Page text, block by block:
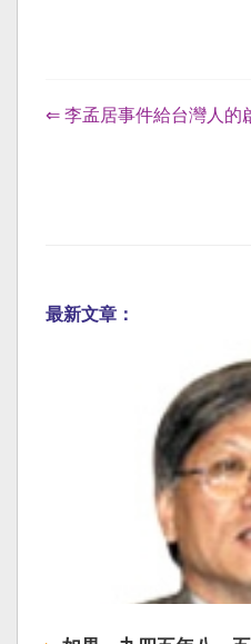
⇐ 李孟居事件給台灣人的
最新文章：